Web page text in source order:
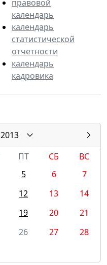
правовой
календарь
календарь
статистической
отчетности
календарь
кадровика
2013
ПТ СБ
ВС
5 6
7
12 13
14
19 20
21
26 27
28